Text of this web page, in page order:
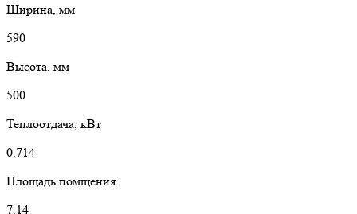
Ширина, мм
590
Высота, мм
500
Теплоотдача, кВт
0.714
Площадь помщения
7.14